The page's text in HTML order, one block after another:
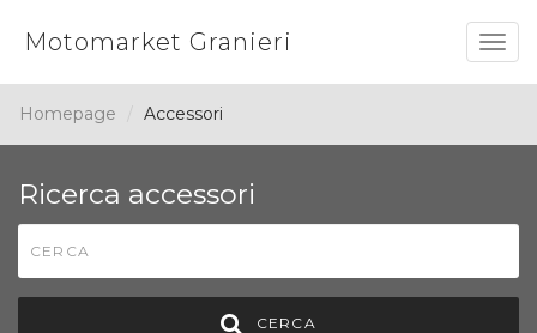
Motomarket Granieri
Homepage Accessori
Ricerca accessori
CERCA